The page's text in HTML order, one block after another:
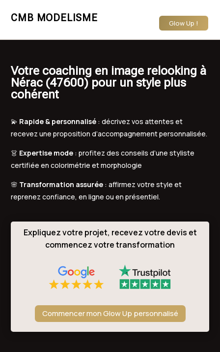
CMB MODELISME Glow Up !
Votre coaching en image relooking à
Nérac (47600) pour un style plus
cohérent
💫 Rapide & personnalisé : décrivez vos attentes et
recevez une proposition d’accompagnement personnalisée.
👗 Expertise mode : profitez des conseils d’une styliste
certifiée en colorimétrie et morphologie
🌸 Transformation assurée : affirmez votre style et
reprenez confiance, en ligne ou en présentiel.
Expliquez votre projet, recevez votre devis et
commencez votre transformation
Commencer mon Glow Up personnalisé